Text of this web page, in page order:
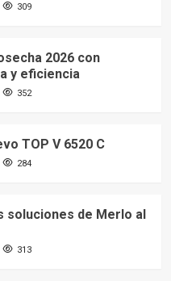
309
2026 con
y eficiencia
352
TOP V 6520 C
284
soluciones de Merlo al
313